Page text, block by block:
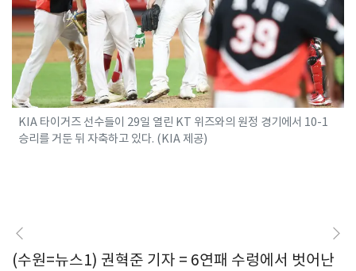
KIA 타이거즈 선수들이 29일 열린 KT 위즈와의 원정 경기에서 10-1
승리를 거둔 뒤 자축하고 있다. (KIA 제공)
(수원=뉴스1) 권혁준 기자 = 6연패 수렁에서 벗어난